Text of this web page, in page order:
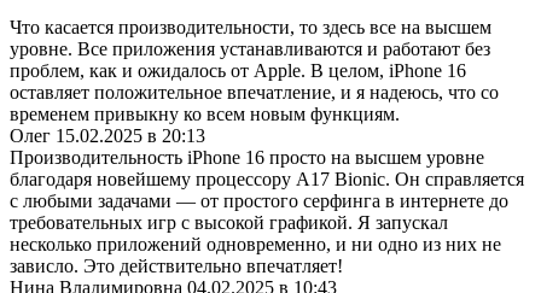
Что касается производительности, то здесь все на высшем
уровне. Все приложения устанавливаются и работают без
проблем, как и ожидалось от Apple. В целом, iPhone 16
оставляет положительное впечатление, и я надеюсь, что со
временем привыкну ко всем новым функциям.
Олег 15.02.2025 в 20:13
Производительность iPhone 16 просто на высшем уровне
благодаря новейшему процессору A17 Bionic. Он справляется
с любыми задачами — от простого серфинга в интернете до
требовательных игр с высокой графикой. Я запускал
несколько приложений одновременно, и ни одно из них не
зависло. Это действительно впечатляет!
Нина Владимировна 04.02.2025 в 10:43